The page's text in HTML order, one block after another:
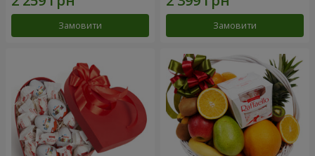
Замовити Замовити